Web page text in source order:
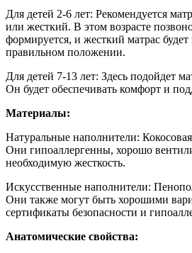
Для детей 2-6 лет: Рекомендуется
или жесткий. В этом возрасте
формируется, и жесткий матрас
правильном положении.
Для детей 7-13 лет: Здесь подойдет
Он будет обеспечивать комфорт и
Материалы:
Натуральные наполнители:
Они гипоаллергенны, хорошо
необходимую жесткость.
Искусственные наполнители:
Они также могут быть хорошими
сертификаты безопасности и
Анатомические свойства: